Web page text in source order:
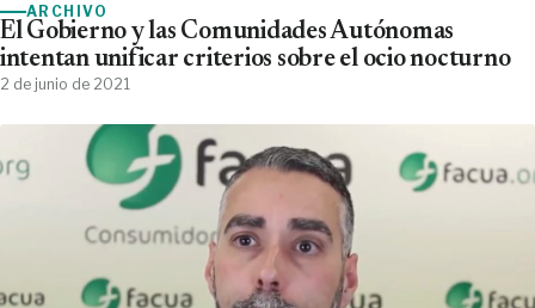
ARCHIVO
El Gobierno y las Comunidades Autónomas
intentan unificar criterios sobre el ocio nocturno
2 de junio de 2021